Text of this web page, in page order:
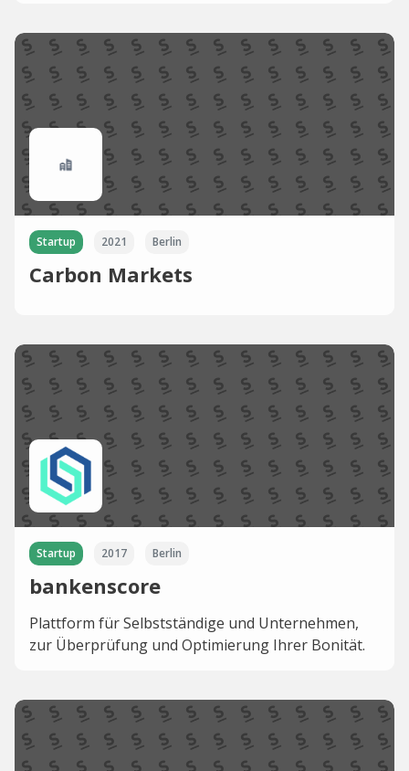
Startup 2021 Berlin
Carbon Markets
Startup 2017 Berlin
bankenscore
Plattform für Selbstständige und Unternehmen,
zur Überprüfung und Optimierung Ihrer Bonität.